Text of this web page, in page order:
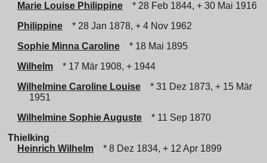
Marie Louise Philippine
* 28 Feb 1844, + 30 Mai 1916
Philippine
* 28 Jan 1878, + 4 Nov 1962
Sophie Minna Caroline
* 18 Mai 1895
Wilhelm
* 17 Mär 1908, + 1944
Wilhelmine Caroline Louise
* 31 Dez 1873, + 15 Mär
1951
Wilhelmine Sophie Auguste
* 11 Sep 1870
Thielking
Heinrich Wilhelm
* 8 Dez 1834, + 12 Apr 1899